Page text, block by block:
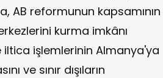
AB reformunun kapsamının
kurma imkânı
iltica işlemlerinin Almanya'ya
ve sınır dışıların